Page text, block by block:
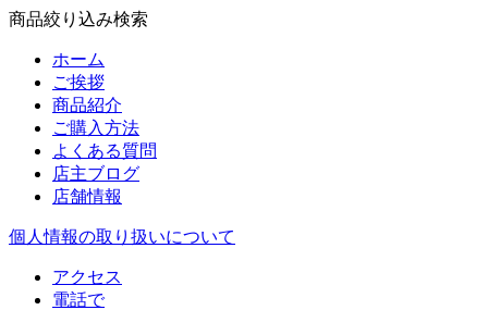
商品絞り込み検索
ホーム
ご挨拶
商品紹介
ご購入方法
よくある質問
店主ブログ
店舗情報
個人情報の取り扱いについて
アクセス
電話で